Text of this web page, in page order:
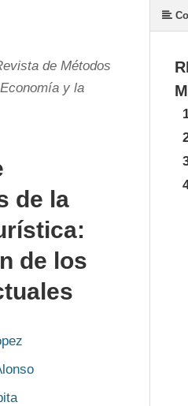
de Métodos
y la
de la
de los